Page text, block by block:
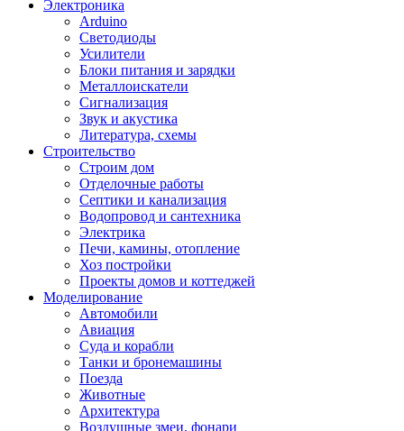
Электроника
Arduino
Светодиоды
Усилители
Блоки питания и зарядки
Металлоискатели
Сигнализация
Звук и акустика
Литература, схемы
Строительство
Строим дом
Отделочные работы
Септики и канализация
Водопровод и сантехника
Электрика
Печи, камины, отопление
Хоз постройки
Проекты домов и коттеджей
Моделирование
Автомобили
Авиация
Суда и корабли
Танки и бронемашины
Поезда
Животные
Архитектура
Воздушные змеи, фонари